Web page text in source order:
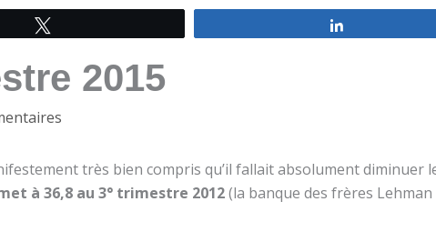
2015
très bien compris qu’il fallait absolument diminuer
à 36,8 au 3° trimestre 2012(la banque des frères